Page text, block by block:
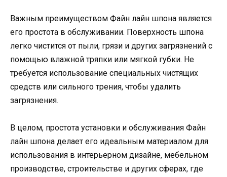
Важным преимуществом Файн лайн шпона является
его простота в обслуживании. Поверхность шпона
легко чистится от пыли, грязи и других загрязнений с
помощью влажной тряпки или мягкой губки. Не
требуется использование специальных чистящих
средств или сильного трения, чтобы удалить
загрязнения.
В целом, простота установки и обслуживания Файн
лайн шпона делает его идеальным материалом для
использования в интерьерном дизайне, мебельном
производстве, строительстве и других сферах, где